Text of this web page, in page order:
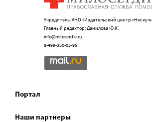
Учредитель: АНО «Издательский центр
Главный редактор: Данилова Ю.К.
info@miloserdie.ru
8-499-350-05-95
Портал
Наши партнеры